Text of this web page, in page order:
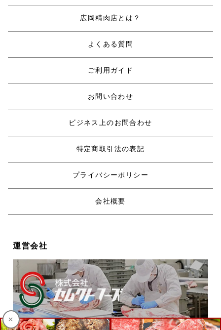
×
広岡精肉店とは？
よくある質問
ご利用ガイド
お問い合わせ
ビジネス上のお問合わせ
特定商取引法の表記
プライバシーポリシー
会社概要
運営会社